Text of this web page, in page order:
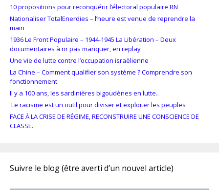
10 propositions pour reconquérir l’électoral populaire RN
Nationaliser TotalEnerdies – l’heure est venue de reprendre la
main
1936 Le Front Populaire – 1944-1945 La Libération – Deux
documentaires à nr pas manquer, en replay
Une vie de lutte contre l’occupation israëlienne
La Chine – Comment qualifier son système ? Comprendre son
fonctionnement.
Il y a 100 ans, les sardinières bigoudènes en lutte..
Le racisme est un outil pour diviser et exploiter les peuples
FACE À LA CRISE DE RÉGIME, RECONSTRUIRE UNE CONSCIENCE DE
CLASSE.
Suivre le blog (être averti d’un nouvel article)